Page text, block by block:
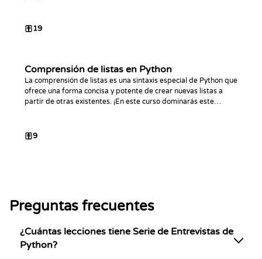
19
Comprensión de listas en Python
La comprensión de listas es una sintaxis especial de Python que
ofrece una forma concisa y potente de crear nuevas listas a
partir de otras existentes. ¡En este curso dominarás este
9
Preguntas frecuentes
¿Cuántas lecciones tiene Serie de Entrevistas de
Python?